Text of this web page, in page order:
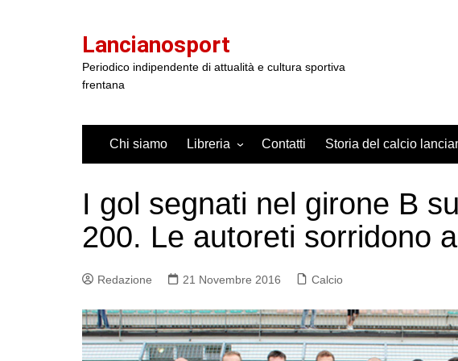
Lancianosport
Periodico indipendente di attualità e cultura sportiva
frentana
Chi siamo Libreria Contatti Storia del calcio
I gol segnati nel girone B
200. Le autoreti sorridono
Redazione 21 Novembre 2016 Calcio